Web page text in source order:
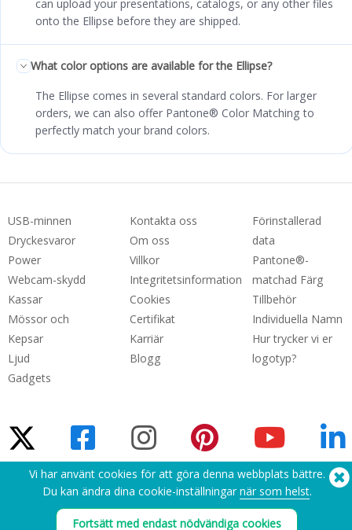
can upload your presentations, catalogs, or any other files
onto the Ellipse before they are shipped.
What color options are available for the Ellipse?
The Ellipse comes in several standard colors. For larger
orders, we can also offer Pantone® Color Matching to
perfectly match your brand colors.
USB-minnen
Dryckesvaror
Power
Webcam-skydd
Kassar
Mössor och
Kepsar
Ljud
Gadgets
Kontakta oss
Om oss
Villkor
Integritetsinformation
Cookies
Certifikat
Karriär
Blogg
Förinstallerad
data
Pantone®-
matchad Färg
Tillbehör
Individuella Namn
Hur trycker vi er
logotyp?
Behöver du hjälp? Tel: (650) 938-3500 (US)
Copyright © 2026 Flashbay
Vi har använt cookies för att göra denna webbplats bättre.
Du kan ändra dina cookie-inställningar när som helst.
Fortsätt med endast nödvändiga cookies